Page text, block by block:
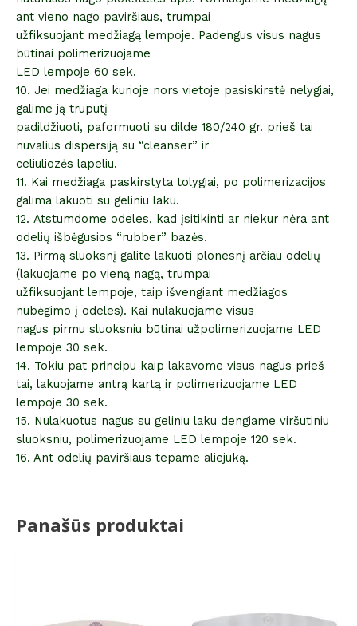
ant vieno nago paviršiaus, trumpai
užfiksuojant medžiagą lempoje. Padengus visus nagus
būtinai polimerizuojame
LED lempoje 60 sek.
10. Jei medžiaga kurioje nors vietoje pasiskirstė nelygiai,
galime ją truputį
padildžiuoti, paformuoti su dilde 180/240 gr. prieš tai
nuvalius dispersiją su “cleanser” ir
celiuliozės lapeliu.
11. Kai medžiaga paskirstyta tolygiai, po polimerizacijos
galima lakuoti su geliniu laku.
12. Atstumdome odeles, kad įsitikinti ar niekur nėra ant
odelių išbėgusios “rubber” bazės.
13. Pirmą sluoksnį galite lakuoti plonesnį arčiau odelių
(lakuojame po vieną nagą, trumpai
užfiksuojant lempoje, taip išvengiant medžiagos
nubėgimo į odeles). Kai nulakuojame visus
nagus pirmu sluoksniu būtinai užpolimerizuojame LED
lempoje 30 sek.
14. Tokiu pat principu kaip lakavome visus nagus prieš
tai, lakuojame antrą kartą ir polimerizuojame LED
lempoje 30 sek.
15. Nulakuotus nagus su geliniu laku dengiame viršutiniu
sluoksniu, polimerizuojame LED lempoje 120 sek.
16. Ant odelių paviršiaus tepame aliejuką.
Panašūs produktai